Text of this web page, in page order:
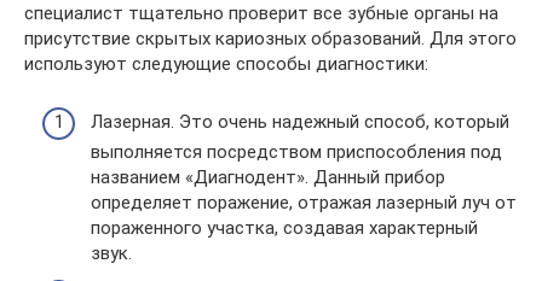
специалист тщательно проверит все зубные органы на
присутствие скрытых кариозных образований. Для этого
используют следующие способы диагностики:
Лазерная. Это очень надежный способ, который
выполняется посредством приспособления под
названием «Диагнодент». Данный прибор
определяет поражение, отражая лазерный луч от
пораженного участка, создавая характерный
звук.